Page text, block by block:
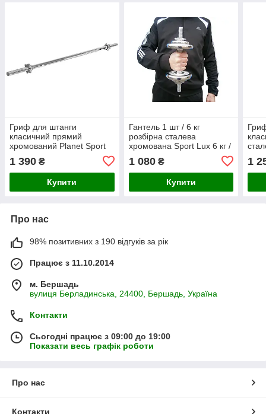
Гриф для штанги
класичний прямий
хромований Рlanet Sport
1 390 ₴
Купити
Гантель 1 шт / 6 кг
розбірна сталева
хромована Sport Lux 6 кг /
1 080₴
Купити
кг
1
Про нас
98% позитивних з 190 відгуків за рік
Працює з 11.10.2014
м. Бершадь
вулиця Берладинська, 24400, Бершадь, Україна
Контакти
Сьогодні працює з 09:00 до 19:00
Показати весь графік роботи
Про нас
Контакти